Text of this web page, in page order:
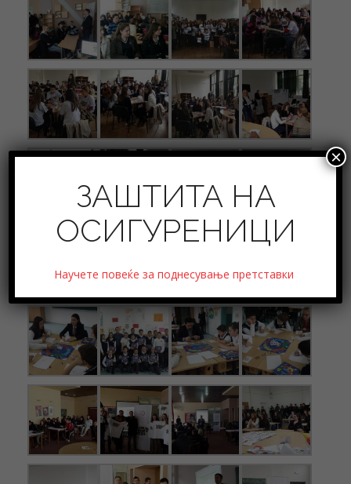
ЗАШТИТА НА
ОСИГУРЕНИЦИ
Научете повеќе за поднесување претставки
×